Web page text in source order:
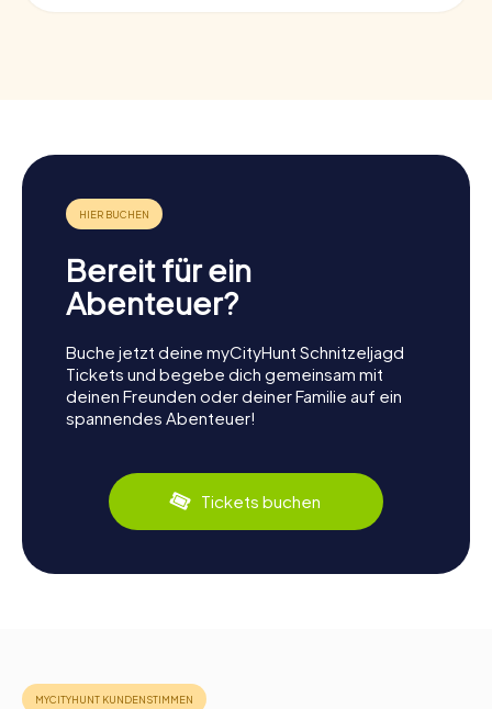
Bereit für ein
Abenteuer?
Buche jetzt deine myCityHunt Schnitzeljagd
Tickets und begebe dich gemeinsam mit
deinen Freunden oder deiner Familie auf ein
spannendes Abenteuer!
Tickets buchen